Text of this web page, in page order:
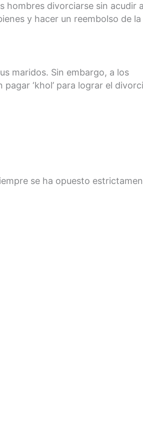
hombres divorciarse sin acudir
y hacer un reembolso de la
maridos. Sin embargo, a los
‘khol’ para lograr el
se ha opuesto